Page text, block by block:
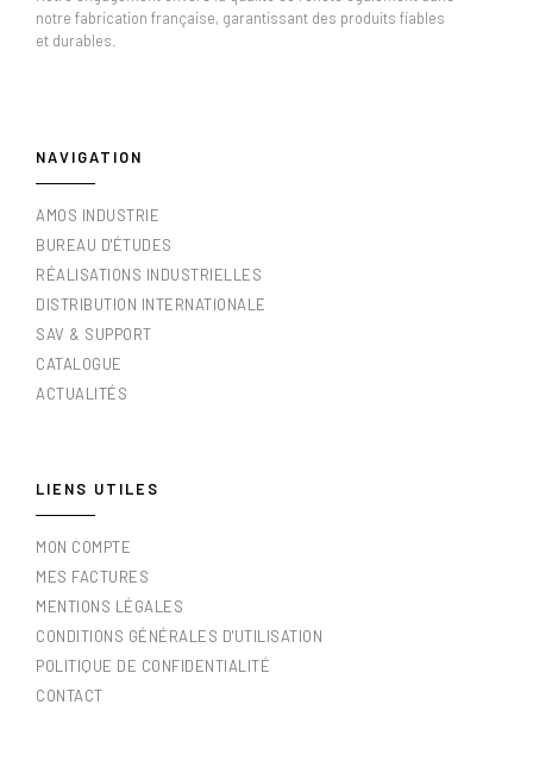
notre fabrication française, garantissant des produits fiables
et durables.
NAVIGATION
AMOS INDUSTRIE
BUREAU D'ÉTUDES
RÉALISATIONS INDUSTRIELLES
DISTRIBUTION INTERNATIONALE
SAV & SUPPORT
CATALOGUE
ACTUALITÉS
LIENS UTILES
MON COMPTE
MES FACTURES
MENTIONS LÉGALES
CONDITIONS GÉNÉRALES D'UTILISATION
POLITIQUE DE CONFIDENTIALITÉ
CONTACT